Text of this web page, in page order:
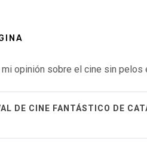
opinión sobre el cine sin pelos
DE CINE FANTÁSTICO DE